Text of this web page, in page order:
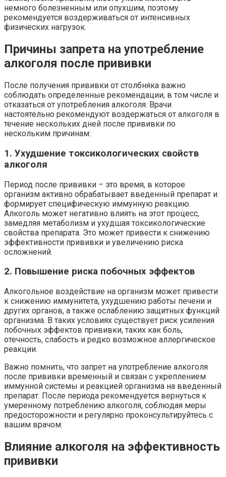
немного болезненным или опухшим, поэтому
рекомендуется воздерживаться от интенсивных
физических нагрузок.
Причины запрета на употребление
алкоголя после прививки
После получения прививки от столбняка важно
соблюдать определенные рекомендации, в том числе и
отказаться от употребления алкоголя. Врачи
настоятельно рекомендуют воздержаться от алкоголя в
течение нескольких дней после прививки по
нескольким причинам:
1. Ухудшение токсикологических свойств
алкоголя
Период после прививки – это время, в которое
организм активно обрабатывает введенный препарат и
формирует специфическую иммунную реакцию.
Алкоголь может негативно влиять на этот процесс,
замедляя метаболизм и ухудшая токсикологические
свойства препарата. Это может привести к снижению
эффективности прививки и увеличению риска
осложнений.
2. Повышение риска побочных эффектов
Алкогольное воздействие на организм может привести
к снижению иммунитета, ухудшению работы печени и
других органов, а также ослаблению защитных функций
организма. В таких условиях существует риск усиления
побочных эффектов прививки, таких как боль,
отечность, слабость и редко возможное аллергическое
реакции.
Важно помнить, что запрет на употребление алкоголя
после прививки временный и связан с укреплением
иммунной системы и реакцией организма на введенный
препарат. После периода рекомендуется вернуться к
умеренному потреблению алкоголя, соблюдая меры
предосторожности и регулярно проконсультируйтесь с
вашим врачом.
Влияние алкоголя на эффективность
прививки